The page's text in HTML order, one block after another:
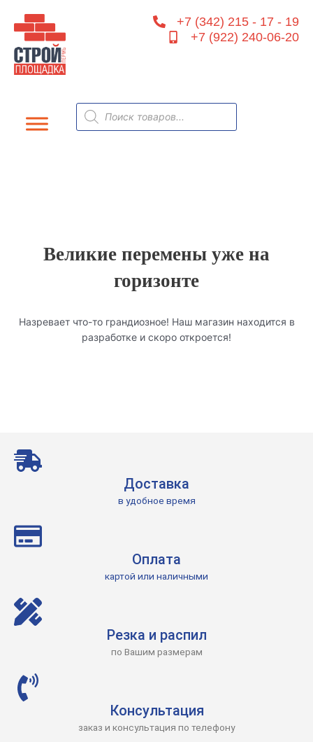
содержимому
+7 (342) 215 - 17 - 19
+7 (922) 240-06-20
Поиск
товаров
Великие перемены уже на
горизонте
Назревает что-то грандиозное! Наш магазин находится в
разработке и скоро откроется!
Доставка
в удобное время
Оплата
картой или наличными
Резка и распил
по Вашим размерам
Консультация
заказ и консультация по телефону